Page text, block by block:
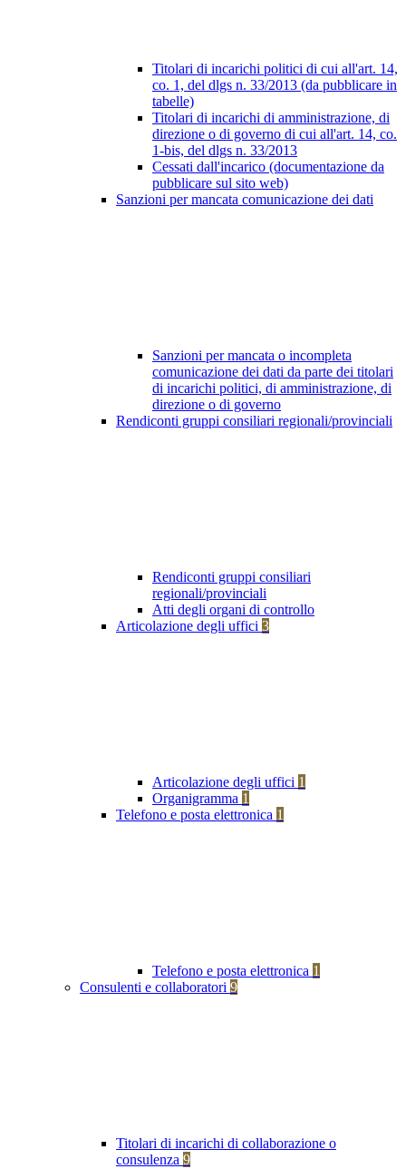
Titolari di incarichi politici di cui all'art. 14,
co. 1, del dlgs n. 33/2013 (da pubblicare in
tabelle)
Titolari di incarichi di amministrazione, di
direzione o di governo di cui all'art. 14, co.
1-bis, del dlgs n. 33/2013
Cessati dall'incarico (documentazione da
pubblicare sul sito web)
Sanzioni per mancata comunicazione dei dati
Sanzioni per mancata o incompleta
comunicazione dei dati da parte dei titolari
di incarichi politici, di amministrazione, di
direzione o di governo
Rendiconti gruppi consiliari regionali/provinciali
Rendiconti gruppi consiliari
regionali/provinciali
Atti degli organi di controllo
Articolazione degli uffici 3
Articolazione degli uffici 1
Organigramma 1
Telefono e posta elettronica 1
Telefono e posta elettronica 1
Consulenti e collaboratori 9
Titolari di incarichi di collaborazione o
consulenza 9